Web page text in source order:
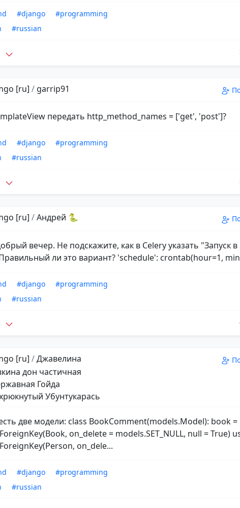
#django
#programming
#russian
[ru] / garrip91
передать http_method_names = ['get', 'post']?
#django
#programming
#russian
[ru] /Андрей 🐍
вечер. Не подскажите, как в Celery указать "Запуск в
ли это вариант? 'schedule': crontab(hour=1,
#django
#programming
#russian
[ru] /Джавелина
дон частичная
Гойда
Убунтукарась
две модели: class BookComment(models.Model): book =
on_delete = models.SET_NULL, null = True)
on_dele...
#django
#programming
#russian